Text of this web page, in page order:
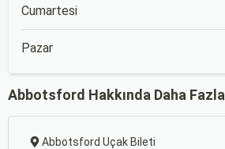
Cumartesi
Pazar
Abbotsford Hakkında Daha Fazla
Abbotsford Uçak Bileti